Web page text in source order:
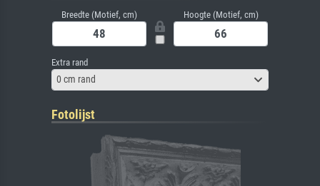
Breedte (Motief, cm) Hoogte (Motief, cm)
Extra rand
0 cm rand
Fotolijst